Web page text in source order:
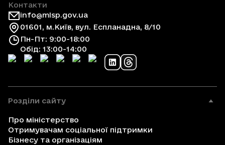
Контакти
info@mlsp.gov.ua
01601, м.Київ, вул. Еспланадна, 8/10
Пн-Пт: 9:00-18:00
Обід: 13:00-14:00
Розділи сайту
Про міністерство
Отримувачам соціальної підтримки
Бізнесу та організаціям